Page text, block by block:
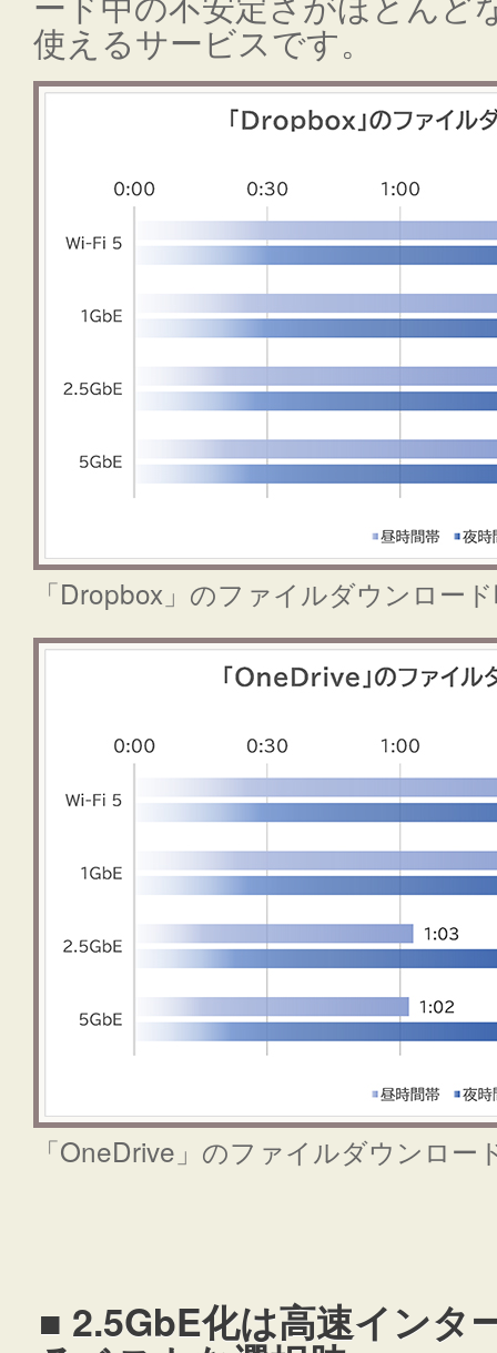
使えるサービスです。
「Dropbox」のファイルダウンロー
「OneDrive」のファイルダウンロー
■ 2.5GbE化は高速インタ